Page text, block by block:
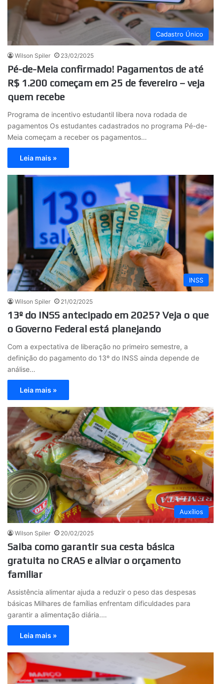
Cadastro Único
Wilson Spiler 23/02/2025
Pé-de-Meia confirmado! Pagamentos de até
R$ 1.200 começam em 25 de fevereiro – veja
quem recebe
Programa de incentivo estudantil libera nova rodada de
pagamentos Os estudantes cadastrados no programa Pé-de-
Meia começam a receber os pagamentos…
Leia mais »
INSS
Wilson Spiler 21/02/2025
13º do INSS antecipado em 2025? Veja o que
o Governo Federal está planejando
Com a expectativa de liberação no primeiro semestre, a
definição do pagamento do 13º do INSS ainda depende de
análise…
Leia mais »
Auxílios
Wilson Spiler 20/02/2025
Saiba como garantir sua cesta básica
gratuita no CRAS e aliviar o orçamento
familiar
Assistência alimentar ajuda a reduzir o peso das despesas
básicas Milhares de famílias enfrentam dificuldades para
garantir a alimentação diária.…
Leia mais »